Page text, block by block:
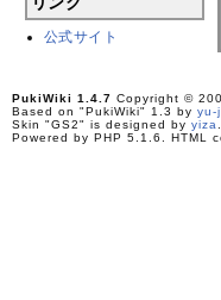
公式サイト
PukiWiki 1.4.7 Copyright ©
Based on "PukiWiki" 1.3 by yu-
Skin "GS2" is designed by yiza
Powered by PHP 5.1.6. HTML